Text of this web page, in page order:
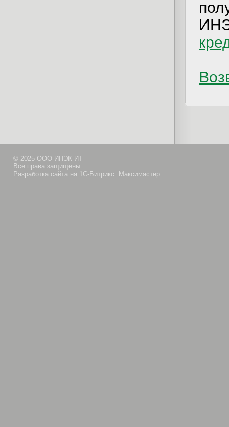
© 2025 ООО ИНЭК-ИТ
Все права защищены
Разработка сайта на 1С-Битрикс: Максимастер